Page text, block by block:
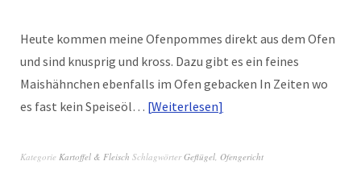
Heute kommen meine Ofenpommes direkt aus dem Ofen
und sind knusprig und kross. Dazu gibt es ein feines
Maishähnchen ebenfalls im Ofen gebacken In Zeiten wo
es fast kein Speiseöl… Weiterlesen
Kategorie Kartoffel & Fleisch SchlagwörterGeflügel, Ofengericht